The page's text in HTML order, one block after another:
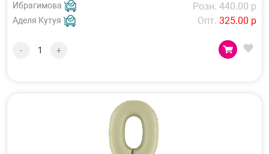
Ибрагимова
Аделя Кутуя
Розн. 440.00 р
Опт. 325.00 р
- +